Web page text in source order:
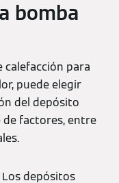
bomba
calefacción para
puede elegir
del depósito
de factores, entre
depósitos